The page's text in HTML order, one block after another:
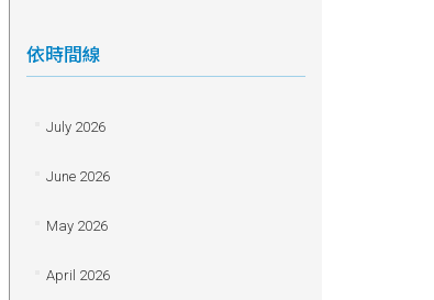
依時間線
July 2026
June 2026
May 2026
April 2026